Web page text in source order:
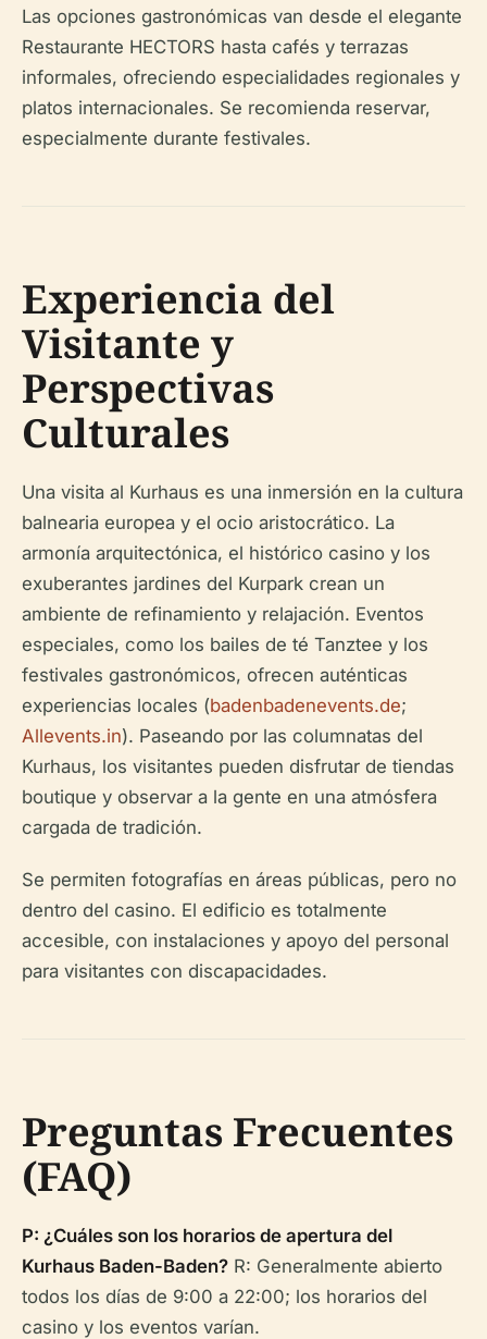
Las opciones gastronómicas van desde el elegante
Restaurante HECTORS hasta cafés y terrazas
informales, ofreciendo especialidades regionales y
platos internacionales. Se recomienda reservar,
especialmente durante festivales.
Experiencia del
Visitante y
Perspectivas
Culturales
Una visita al Kurhaus es una inmersión en la cultura
balnearia europea y el ocio aristocrático. La
armonía arquitectónica, el histórico casino y los
exuberantes jardines del Kurpark crean un
ambiente de refinamiento y relajación. Eventos
especiales, como los bailes de té Tanztee y los
festivales gastronómicos, ofrecen auténticas
experiencias locales (badenbadenevents.de;
Allevents.in). Paseando por las columnatas del
Kurhaus, los visitantes pueden disfrutar de tiendas
boutique y observar a la gente en una atmósfera
cargada de tradición.
Se permiten fotografías en áreas públicas, pero no
dentro del casino. El edificio es totalmente
accesible, con instalaciones y apoyo del personal
para visitantes con discapacidades.
Preguntas Frecuentes
(FAQ)
P: ¿Cuáles son los horarios de apertura del
Kurhaus Baden-Baden? R: Generalmente abierto
todos los días de 9:00 a 22:00; los horarios del
casino y los eventos varían.